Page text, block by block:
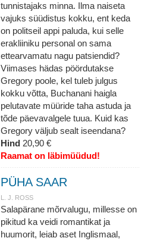
tunnistajaks minna. Ilma naiseta
vajuks süüdistus kokku, ent keda
on politseil appi paluda, kui selle
erakliiniku personal on sama
ettearvamatu nagu patsiendid?
Viimases hädas pöördutakse
Gregory poole, kel tuleb julgus
kokku võtta, Buchanani haigla
pelutavate müüride taha astuda ja
tõde päevavalgele tuua. Kuid kas
Gregory väljub sealt iseendana?
Hind 20,90 €
Raamat on läbimüüdud!
PÜHA SAAR
L. J. ROSS
Salapärane mõrvalugu, millesse on
pikitud ka veidi romantikat ja
huumorit, leiab aset Inglismaal,